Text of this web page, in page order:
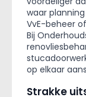
waar
VvE-beheer
Bij
op elkaar
Strakke